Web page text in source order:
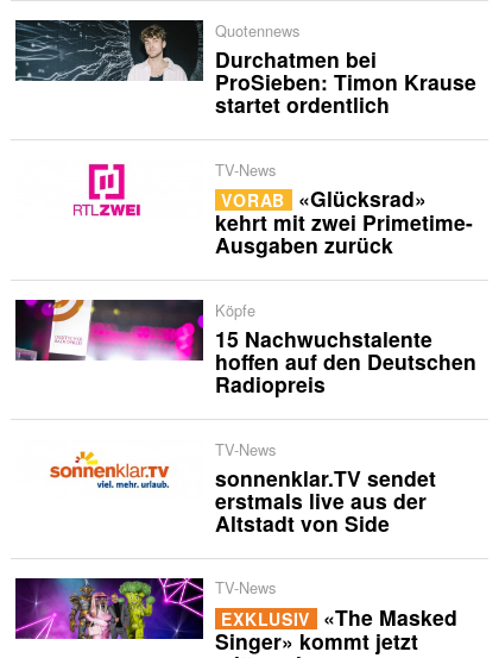
Quotennews
Durchatmen bei
ProSieben: Timon Krause
startet ordentlich
TV-News
VORAB «Glücksrad»
kehrt mit zwei Primetime-
Ausgaben zurück
Köpfe
15 Nachwuchstalente
hoffen auf den Deutschen
Radiopreis
TV-News
sonnenklar.TV sendet
erstmals live aus der
Altstadt von Side
TV-News
EXKLUSIV «The Masked
Singer» kommt jetzt